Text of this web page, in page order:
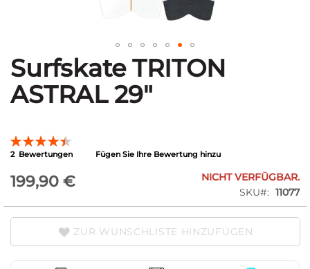
Zum
Anfang
der
Bildgalerie
Surfskate TRITON
ASTRAL 29"
Bewertung:
90
% of100
2 Bewertungen Fügen Sie Ihre Bewertung hinzu
199,90 €
NICHT VERFÜGBAR.
SKU
11077
ZUR WUNSCHLISTE HINZUFÜGEN